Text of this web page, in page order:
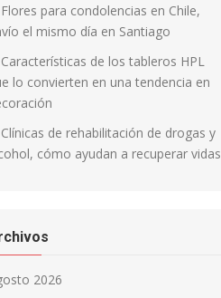
Flores para condolencias en Chile,
el mismo día en Santiago
Características de los tableros HPL
lo convierten en una tendencia en
Clínicas de rehabilitación de drogas y
cómo ayudan a recuperar vidas
2026